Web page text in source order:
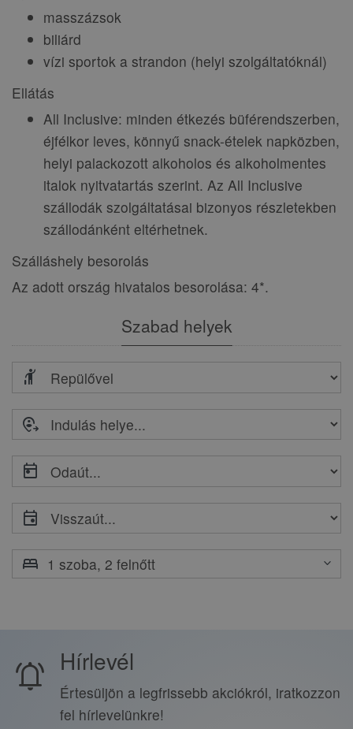
masszázsok
biliárd
vízi sportok a strandon (helyi szolgáltatóknál)
Ellátás
All Inclusive: minden étkezés büférendszerben,
éjfélkor leves, könnyű snack-ételek napközben,
helyi palackozott alkoholos és alkoholmentes
italok nyitvatartás szerint. Az All Inclusive
szállodák szolgáltatásai bizonyos részletekben
szállodánként eltérhetnek.
Szálláshely besorolás
Az adott ország hivatalos besorolása: 4*.
Szabad helyek
hail
move_location
today
event
bed keyboard_arrow_down
notifications_active Hírlevél
Értesüljön a legfrissebb akciókról, iratkozzon
fel hírlevelünkre!